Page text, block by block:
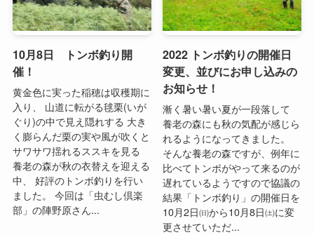
10月8日 トンボ釣り開
催！
黄金色に実った稲穂は収穫期に
入り、 山道に転がる毬栗(いが
ぐり)の中で見え隠れする 大き
く膨らんだ栗の実や風が吹くと
サワサワ揺れるススキを見る
養老の森が秋の衣替えを迎える
中、 好評のトンボ釣りを行い
ました。 今回は「虫むし倶楽
部」の陣野原さん...
2022 トンボ釣りの開催日
変更、並びにお申し込みの
お知らせ！
漸く暑い暑い夏が一段落して
養老の森にも秋の気配が感じら
れるようになってきました。
そんな養老の森ですが、例年に
比べてトンボがやって来るのが
遅れているようですので協議の
結果「トンボ釣り」の開催日を
10月2日㈰から10月8日㈯に変
更させていただ...